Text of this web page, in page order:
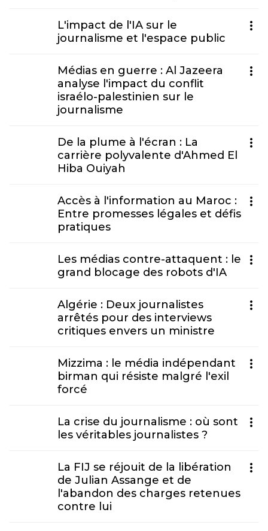
L'impact de l'IA sur le
journalisme et l'espace public
Médias en guerre : Al Jazeera
analyse l'impact du conflit
israélo-palestinien sur le
journalisme
De la plume à l'écran : La
carrière polyvalente d'Ahmed El
Hiba Ouiyah
Accès à l'information au Maroc :
Entre promesses légales et défis
pratiques
Les médias contre-attaquent : le
grand blocage des robots d'IA
Algérie : Deux journalistes
arrêtés pour des interviews
critiques envers un ministre
Mizzima : le média indépendant
birman qui résiste malgré l'exil
forcé
La crise du journalisme : où sont
les véritables journalistes ?
La FIJ se réjouit de la libération
de Julian Assange et de
l'abandon des charges retenues
contre lui